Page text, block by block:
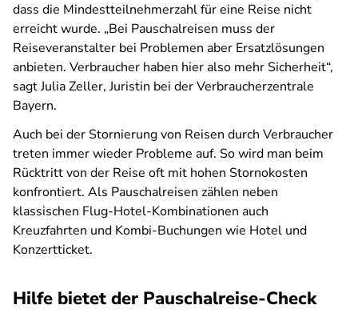
dass die Mindestteilnehmerzahl für eine Reise nicht
erreicht wurde. „Bei Pauschalreisen muss der
Reiseveranstalter bei Problemen aber Ersatzlösungen
anbieten. Verbraucher haben hier also mehr Sicherheit“,
sagt Julia Zeller, Juristin bei der Verbraucherzentrale
Bayern.
Auch bei der Stornierung von Reisen durch Verbraucher
treten immer wieder Probleme auf. So wird man beim
Rücktritt von der Reise oft mit hohen Stornokosten
konfrontiert. Als Pauschalreisen zählen neben
klassischen Flug-Hotel-Kombinationen auch
Kreuzfahrten und Kombi-Buchungen wie Hotel und
Konzertticket.
Hilfe bietet der Pauschalreise-Check